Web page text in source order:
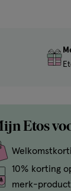
Etos
10% korting
merk-